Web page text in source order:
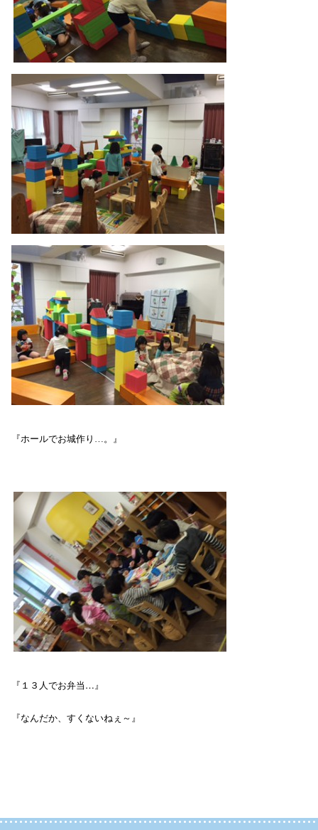
『ホールでお城作り…。』
『１３人でお弁当 …』
『なんだか、すくないねぇ～』